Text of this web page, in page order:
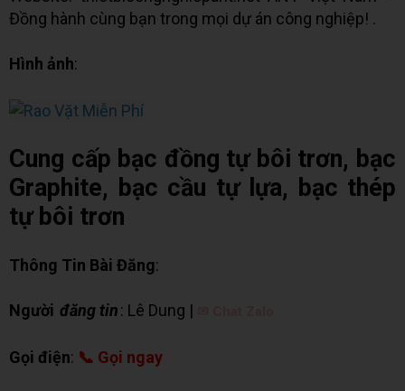
Đồng hành cùng bạn trong mọi dự án công nghiệp! .
Hình ảnh:
Cung cấp bạc đồng tự bôi trơn, bạc
Graphite, bạc cầu tự lựa, bạc thép
tự bôi trơn
Thông Tin Bài Đăng:
Người đăng tin: Lê Dung |
Gọi điện: 📞 Gọi ngay